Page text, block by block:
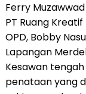
Ferry
PT Ruang
OPD, Bobby
Lapangan
Kesawan
penataan yang